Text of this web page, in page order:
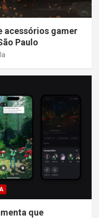
acessórios gamer
Paulo
que